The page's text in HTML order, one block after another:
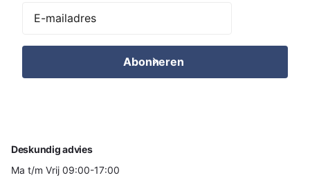
Abonneren
Deskundig advies
Ma t/m Vrij 09:00-17:00